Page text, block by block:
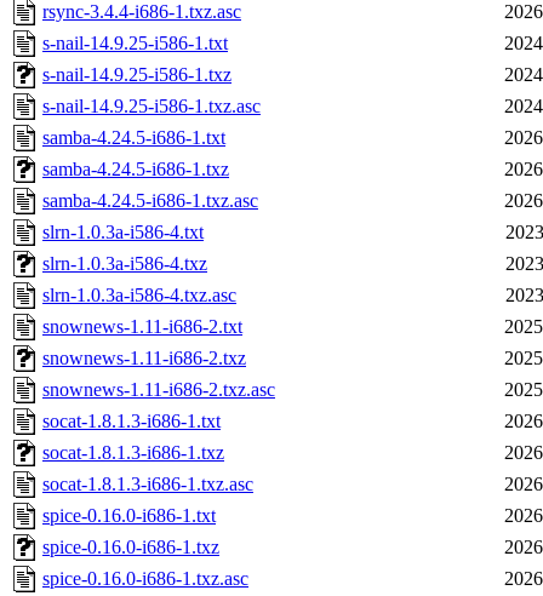
rsync-3.4.4-i686-1.txz.asc
s-nail-14.9.25-i586-1.txt
s-nail-14.9.25-i586-1.txz
s-nail-14.9.25-i586-1.txz.asc
samba-4.24.5-i686-1.txt
samba-4.24.5-i686-1.txz
samba-4.24.5-i686-1.txz.asc
slrn-1.0.3a-i586-4.txt
slrn-1.0.3a-i586-4.txz
slrn-1.0.3a-i586-4.txz.asc
snownews-1.11-i686-2.txt
snownews-1.11-i686-2.txz
snownews-1.11-i686-2.txz.asc
socat-1.8.1.3-i686-1.txt
socat-1.8.1.3-i686-1.txz
socat-1.8.1.3-i686-1.txz.asc
spice-0.16.0-i686-1.txt
spice-0.16.0-i686-1.txz
spice-0.16.0-i686-1.txz.asc